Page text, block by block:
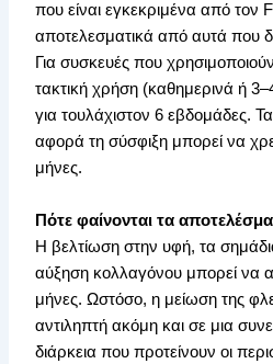
που είναι εγκεκριμένα από τον
αποτελεσματικά από αυτά που
Για συσκευές που
τακτική χρήση (καθημερινά ή
για τουλάχιστον 6 εβδομάδες.
αφορά τη σύσφιξη μπορεί να
μήνες.
Πότε φαίνονται τα
Η βελτίωση στην υφή, τα
αύξηση κολλαγόνου μπορεί να
μήνες. Ωστόσο, η μείωση της
αντιληπτή ακόμη και σε μια
διάρκεια που προτείνουν οι